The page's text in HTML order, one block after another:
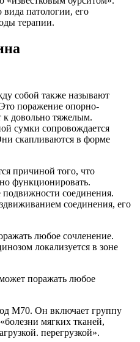
вида патологии, его
терапии.
собой также называют
поражение опорно-
к довольно тяжелым.
сумки сопровождается
скапливаются в форме
причиной того, что
функционировать.
соединения.
соединения, его
любое сочленение.
локализуется в зоне
поражать любое
М70. Он включает группу
мягких тканей,
перегрузкой».